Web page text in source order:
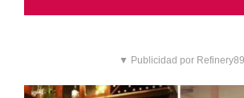
▼ Publicidad por Refinery89